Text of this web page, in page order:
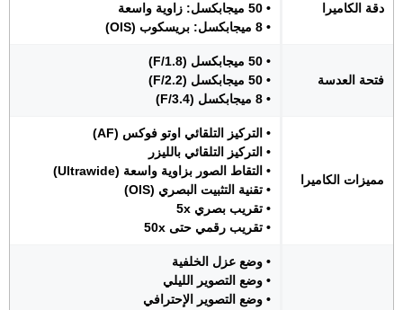
دقة الكاميرا
• 50 ميجابكسل: زاوية واسعة
• 8 ميجابكسل: بريسكوب (OIS)
فتحة العدسة
• 50 ميجابكسل (F/1.8)
• 50 ميجابكسل (F/2.2)
• 8 ميجابكسل (F/3.4)
مميزات الكاميرا
• التركيز التلقائي اوتو فوكس (AF)
• التركيز التلقائي بالليزر
• التقاط الصور بزاوية واسعة (Ultrawide)
• تقنية التثبيت البصري (OIS)
• تقريب بصري 5x
• تقريب رقمي حتى 50x
• وضع عزل الخلفية
• وضع التصوير الليلي
• وضع التصوير الإحترافي